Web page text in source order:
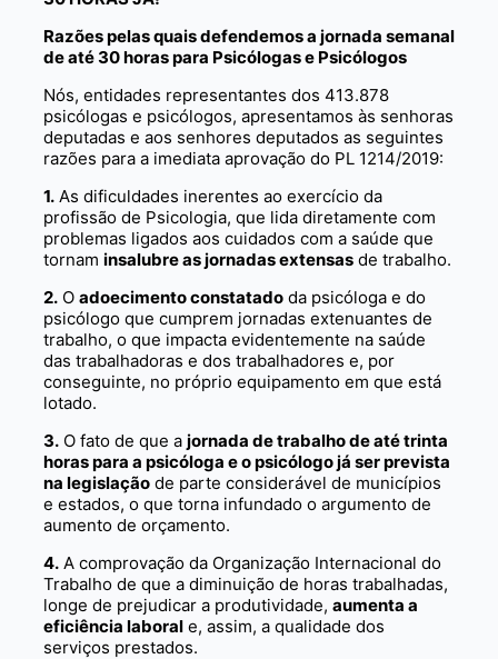
Razões pelas quais defendemos a jornada semanal
de até 30 horas para Psicólogas e Psicólogos
Nós, entidades representantes dos 413.878
psicólogas e psicólogos, apresentamos às senhoras
deputadas e aos senhores deputados as seguintes
razões para a imediata aprovação do PL 1214/2019:
1. As dificuldades inerentes ao exercício da
profissão de Psicologia, que lida diretamente com
problemas ligados aos cuidados com a saúde que
tornam insalubre as jornadas extensas de trabalho.
2. O adoecimento constatado da psicóloga e do
psicólogo que cumprem jornadas extenuantes de
trabalho, o que impacta evidentemente na saúde
das trabalhadoras e dos trabalhadores e, por
conseguinte, no próprio equipamento em que está
lotado.
3. O fato de que a jornada de trabalho de até trinta
horas para a psicóloga e o psicólogo já ser prevista
na legislação de parte considerável de municípios
e estados, o que torna infundado o argumento de
aumento de orçamento.
4. A comprovação da Organização Internacional do
Trabalho de que a diminuição de horas trabalhadas,
longe de prejudicar a produtividade, aumenta a
eficiência laboral e, assim, a qualidade dos
serviços prestados.